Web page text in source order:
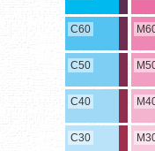
C60
C50
C40
C30